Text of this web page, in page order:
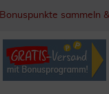
Bonuspunkte sammeln